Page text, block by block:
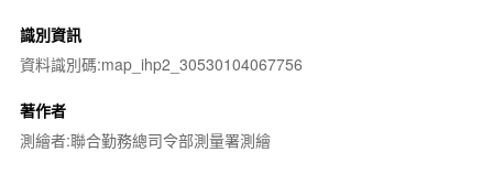
識別資訊
資料識別碼:map_ihp2_30530104067756
著作者
測繪者:聯合勤務總司令部測量署測繪